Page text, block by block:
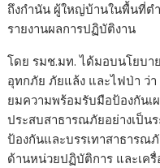
ถึงกำนัน ผู้ใหญ่บ้านในพื้นที่ต
รายงานผลการปฏิบัติงาน
โดย รมช.มท. ได้มอบนโยบา
อุทกภัย ภัยแล้ง และไฟป่า ว่า
ยมความพร้อมรับมือป้องกันเ
ประสบสาธารณภัยอย่างเป็น
ป้องกันและบรรเทาสาธารณ
ด้านหน่วยปฏิบัติการ และเค